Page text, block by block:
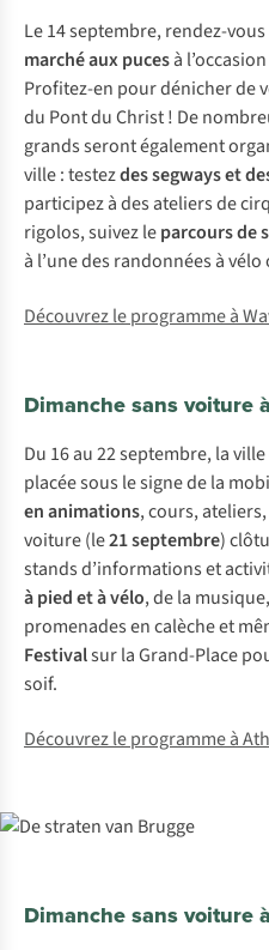
Le 14 septembre, rendez-vous
marché aux pucesà
Profitez-en pour dénicher de
du Pont du Christ ! De
grands seront également
ville : testezdes segways et
participez à des ateliers de
rigolos, suivez leparcours de
à l’une des randonnées à vélo
Découvrez le programme à
Dimanche sans voiture
Du 16 au 22 septembre, la ville
placée sous le signe de la
en animations, cours,
voiture (le21 septembre)
stands d’informations et
à pied et à vélo, de la
promenades en calèche et
Festivalsur la Grand-Place
soif.
Découvrez le programme à Ath
Dimanche sans voiture